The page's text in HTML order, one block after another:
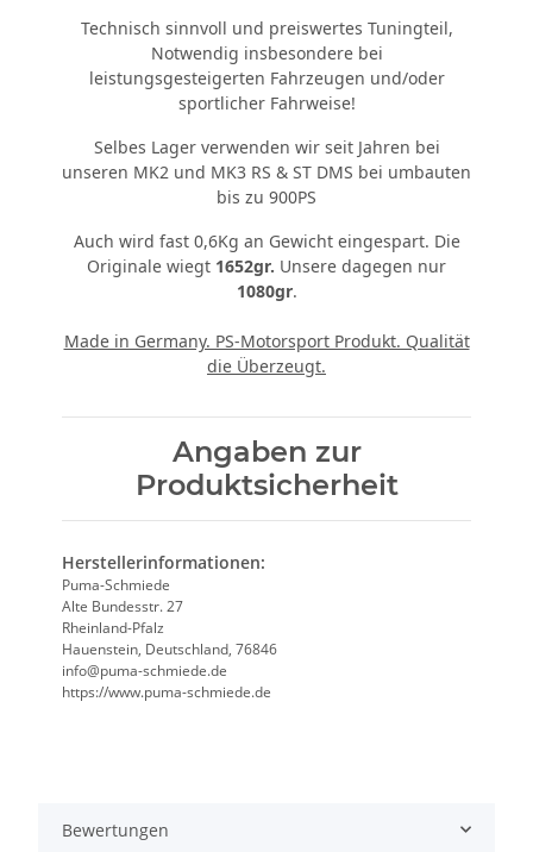
Technisch sinnvoll und preiswertes Tuningteil,
Notwendig insbesondere bei
leistungsgesteigerten Fahrzeugen und/oder
sportlicher Fahrweise!
Selbes Lager verwenden wir seit Jahren bei
unseren MK2 und MK3 RS & ST DMS bei umbauten
bis zu 900PS
Auch wird fast 0,6Kg an Gewicht eingespart. Die
Originale wiegt 1652gr. Unsere dagegen nur
1080gr.
Made in Germany. PS-Motorsport Produkt. Qualität
die Überzeugt.
Angaben zur
Produktsicherheit
Herstellerinformationen:
Puma-Schmiede
Alte Bundesstr. 27
Rheinland-Pfalz
Hauenstein, Deutschland, 76846
info@puma-schmiede.de
https://www.puma-schmiede.de
Bewertungen